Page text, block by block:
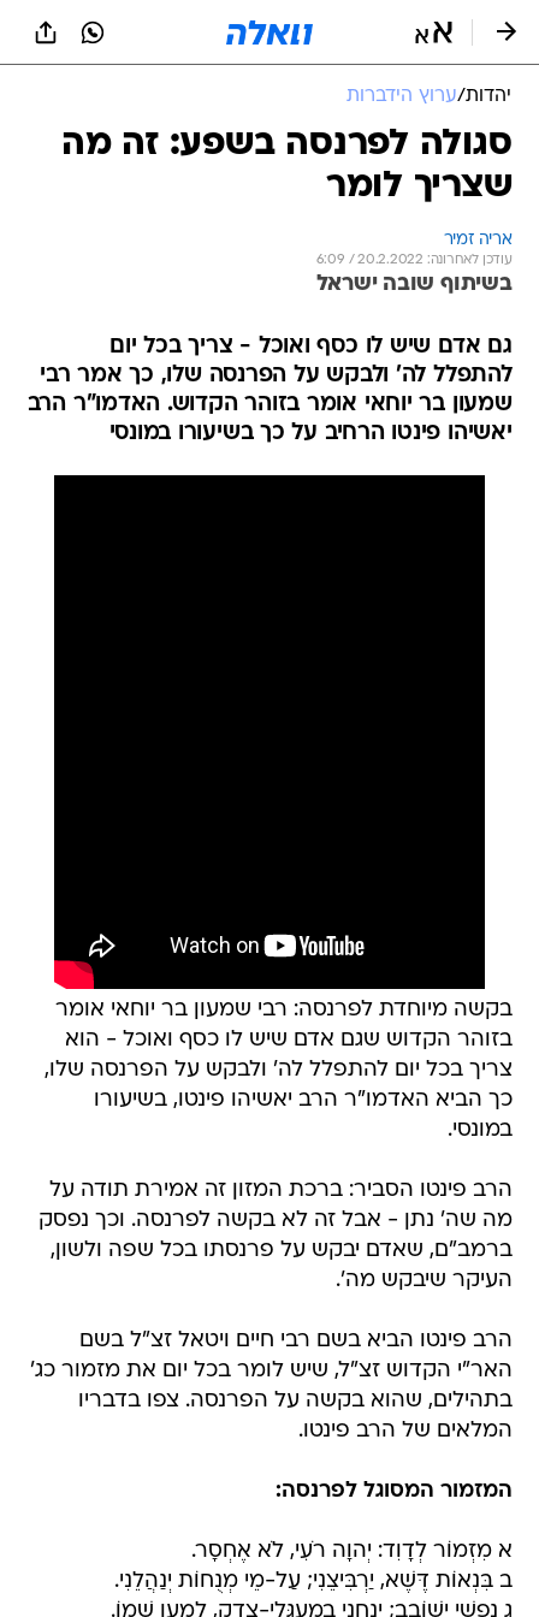
יהדות/ערוץ הידברות
סגולה לפרנסה בשפע: זה מה
שצריך לומר
אריה זמיר
עודכן לאחרונה: 20.2.2022 / 6:09
בשיתוף שובה ישראל
גם אדם שיש לו כסף ואוכל - צריך בכל יום
להתפלל לה' ולבקש על הפרנסה שלו, כך אמר רבי
שמעון בר יוחאי אומר בזוהר הקדוש. האדמו"ר הרב
יאשיהו פינטו הרחיב על כך בשיעורו במונסי
בקשה מיוחדת לפרנסה: רבי שמעון בר יוחאי אומר
בזוהר הקדוש שגם אדם שיש לו כסף ואוכל - הוא
צריך בכל יום להתפלל לה' ולבקש על הפרנסה שלו,
כך הביא האדמו"ר הרב יאשיהו פינטו, בשיעורו
במונסי.
הרב פינטו הסביר: ברכת המזון זה אמירת תודה על
מה שה' נתן - אבל זה לא בקשה לפרנסה. וכך נפסק
ברמב"ם, שאדם יבקש על פרנסתו בכל שפה ולשון,
העיקר שיבקש מה'.
הרב פינטו הביא בשם רבי חיים ויטאל זצ"ל בשם
האר"י הקדוש זצ"ל, שיש לומר בכל יום את מזמור כג'
בתהילים, שהוא בקשה על הפרנסה. צפו בדבריו
המלאים של הרב פינטו.
המזמור המסוגל לפרנסה:
א מִזְמוֹר לְדָוִד: יְהוָה רֹעִי, לֹא אֶחְסָר.
ב בִּנְאוֹת דֶּשֶׁא, יַרְבִּיצֵנִי; עַל-מֵי מְנֻחוֹת יְנַהֲלֵנִי.
ג נַפְשִׁי יְשׁוֹבֵב; יַנְחֵנִי בְמַעְגְּלֵי-צֶדֶק, לְמַעַן שְׁמוֹ.